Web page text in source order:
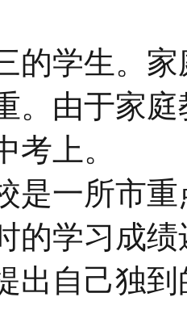
的学生。
。由于家
考上。
是一所市
的学习成
出自己独